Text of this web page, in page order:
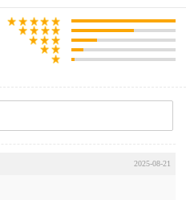
2025-08-21